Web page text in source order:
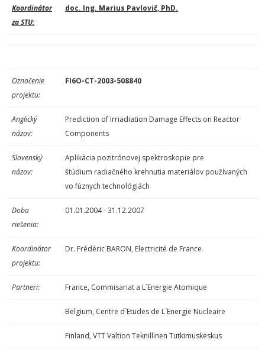
Koordinátor
za STU:
doc. Ing. Marius Pavlovič, PhD.
Označenie
projektu:
FI6O-CT-2003-508840
Anglický
názov:
Prediction of Irriadiation Damage Effects on Reactor
Components
Slovenský
názov:
Aplikácia pozitrónovej spektroskopie pre
štúdium radiačného krehnutia materiálov používaných
vo fúznych technológiách
Doba
riešenia:
01.01.2004 - 31.12.2007
Koordinátor
projektu:
Dr. Frédéric BARON, Electricité de France
Partneri: France, Commisariat a L´Energie Atomique
Belgium, Centre d´Etudes de L´Energie Nucleaire
Finland, VTT Valtion Teknillinen Tutkimuskeskus